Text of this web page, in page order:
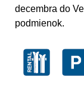
decembra do
podmienok.